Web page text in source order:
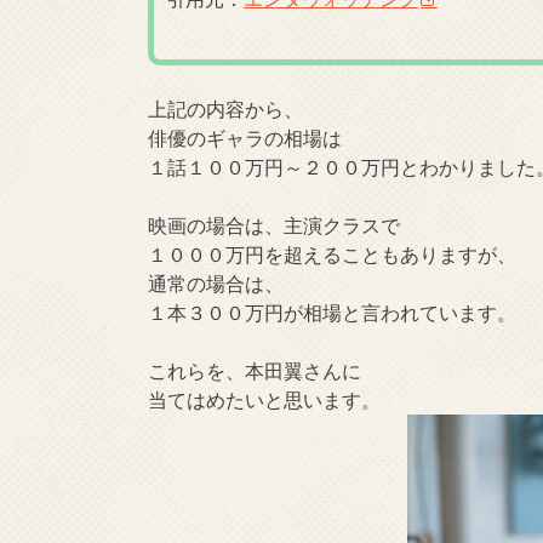
上記の内容から、
俳優のギャラの相場は
１話１００万円～２００万円とわかりました
映画の場合は、主演クラスで
１０００万円を超えることもありますが、
通常の場合は、
１本３００万円が相場と言われています。
これらを、本田翼さんに
当てはめたいと思います。